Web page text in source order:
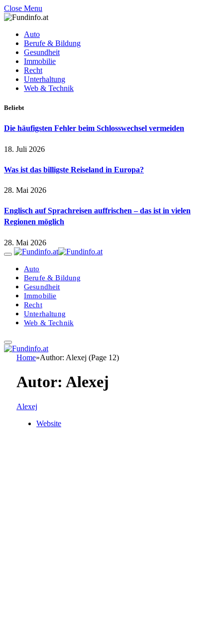
Close Menu
Auto
Berufe & Bildung
Gesundheit
Immobilie
Recht
Unterhaltung
Web & Technik
Beliebt
Die häufigsten Fehler beim Schlosswechsel vermeiden
18. Juli 2026
Was ist das billigste Reiseland in Europa?
28. Mai 2026
Englisch auf Sprachreisen auffrischen – das ist in vielen
Regionen möglich
28. Mai 2026
Auto
Berufe & Bildung
Gesundheit
Immobilie
Recht
Unterhaltung
Web & Technik
Home»Author: Alexej (Page 12)
Autor: Alexej
Alexej
Website